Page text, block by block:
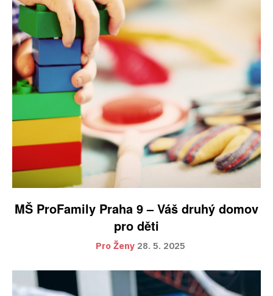
MŠ ProFamily Praha 9 – Váš druhý domov
pro děti
Pro Ženy 28. 5. 2025